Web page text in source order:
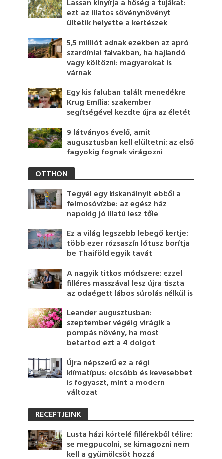
Lassan kinyírja a hőség a tujákat:
ezt az illatos sövénynövényt
ültetik helyette a kertészek
5,5 milliót adnak ezekben az apró
szardíniai falvakban, ha hajlandó
vagy költözni: magyarokat is
várnak
Egy kis faluban talált menedékre
Krug Emília: szakember
segítségével kezdte újra az életét
9 látványos évelő, amit
augusztusban kell elültetni: az első
fagyokig fognak virágozni
OTTHON
Tegyél egy kiskanálnyit ebből a
felmosóvízbe: az egész ház
napokig jó illatú lesz tőle
Ez a világ legszebb lebegő kertje:
több ezer rózsaszín lótusz borítja
be Thaiföld egyik tavát
A nagyik titkos módszere: ezzel
filléres masszával lesz újra tiszta
az odaégett lábos súrolás nélkül is
Leander augusztusban:
szeptember végéig virágik a
pompás növény, ha most
betartod ezt a 4 dolgot
Újra népszerű ez a régi
klímatípus: olcsóbb és kevesebbet
is fogyaszt, mint a modern
változat
RECEPTJEINK
Lusta házi körtelé fillérekből télire:
se megpucolni, se kimagozni nem
kell a gyümölcsöt hozzá